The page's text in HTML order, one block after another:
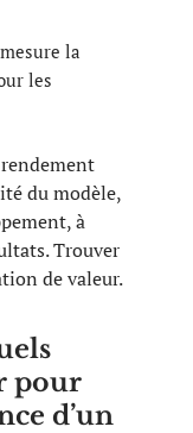
la
les
du modèle,
à
Trouver
de valeur.
pour
d’un